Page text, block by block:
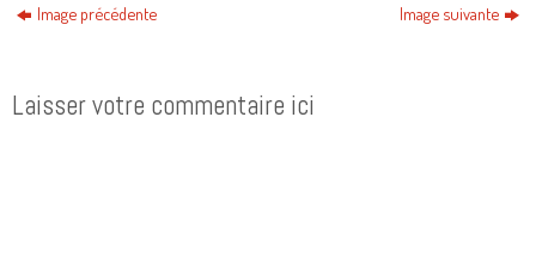
Image précédente Image suivante
Laisser votre commentaire ici